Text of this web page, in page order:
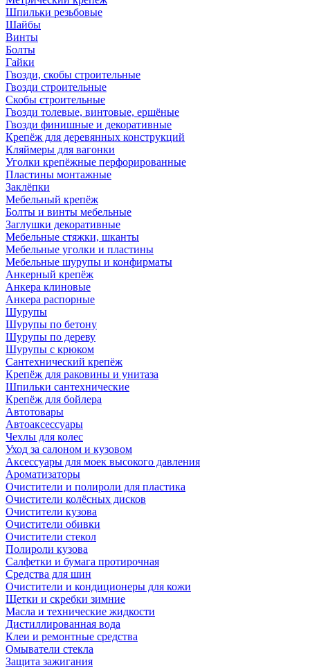
Шпильки резьбовые
Шайбы
Винты
Болты
Гайки
Гвозди, скобы строительные
Гвозди строительные
Скобы строительные
Гвозди толевые, винтовые, ершёные
Гвозди финишные и декоративные
Крепёж для деревянных конструкций
Кляймеры для вагонки
Уголки крепёжные перфорированные
Пластины монтажные
Заклёпки
Мебельный крепёж
Болты и винты мебельные
Заглушки декоративные
Мебельные стяжки, шканты
Мебельные уголки и пластины
Мебельные шурупы и конфирматы
Анкерный крепёж
Анкера клиновые
Анкера распорные
Шурупы
Шурупы по бетону
Шурупы по дереву
Шурупы с крюком
Сантехнический крепёж
Крепёж для раковины и унитаза
Шпильки сантехнические
Крепёж для бойлера
Автотовары
Автоаксессуары
Чехлы для колес
Уход за салоном и кузовом
Аксессуары для моек высокого давления
Ароматизаторы
Очистители и полироли для пластика
Очистители колёсных дисков
Очистители кузова
Очистители обивки
Очистители стекол
Полироли кузова
Салфетки и бумага протирочная
Средства для шин
Очистители и кондиционеры для кожи
Щетки и скребки зимние
Масла и технические жидкости
Дистиллированная вода
Клеи и ремонтные средства
Омыватели стекла
Защита зажигания